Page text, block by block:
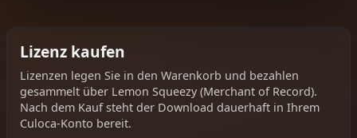
Lizenz kaufen
Lizenzen legen Sie in den Warenkorb und bezahlen
gesammelt über Lemon Squeezy (Merchant of Record).
Nach dem Kauf steht der Download dauerhaft in Ihrem
Culoca-Konto bereit.